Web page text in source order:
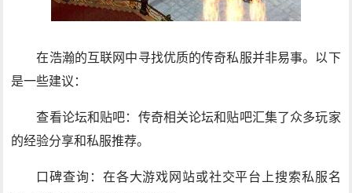
在浩瀚的互联网中寻找优质的传奇私服并非易事。以下
是一些建议：
查看论坛和贴吧：传奇相关论坛和贴吧汇集了众多玩家
的经验分享和私服推荐。
口碑查询：在各大游戏网站或社交平台上搜索私服名